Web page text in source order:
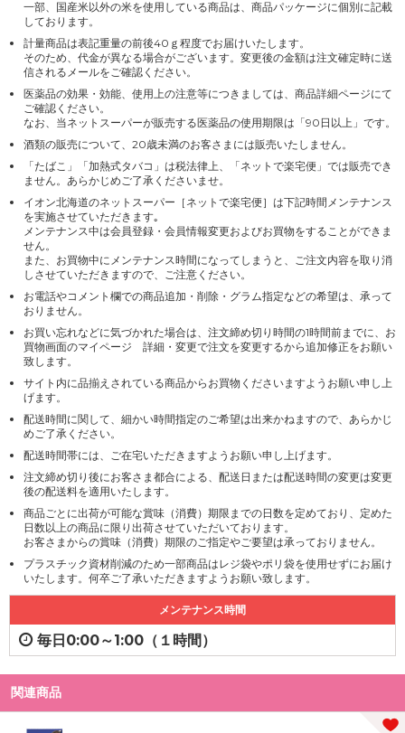
一部、国産米以外の米を使用している商品は、商品パッケージに個別に記載
しております。
計量商品は表記重量の前後40ｇ程度でお届けいたします。
そのため、代金が異なる場合がございます。変更後の金額は注文確定時に送
信されるメールをご確認ください。
医薬品の効果・効能、使用上の注意等につきましては、商品詳細ページにて
ご確認ください。
なお、当ネットスーパーが販売する医薬品の使用期限は「90日以上」です。
酒類の販売について、20歳未満のお客さまには販売いたしません。
「たばこ」「加熱式タバコ」は税法律上、「ネットで楽宅便」では販売でき
ません。あらかじめご了承くださいませ。
イオン北海道のネットスーパー［ネットで楽宅便］は下記時間メンテナンス
を実施させていただきます｡
メンテナンス中は会員登録・会員情報変更およびお買物をすることができま
せん。
また、お買物中にメンテナンス時間になってしまうと、ご注文内容を取り消
しさせていただきますので、ご注意ください。
お電話やコメント欄での商品追加・削除・グラム指定などの希望は、承って
おりません。
お買い忘れなどに気づかれた場合は、注文締め切り時間の1時間前までに、お
買物画面のマイページ 詳細・変更で注文を変更するから追加修正をお願い
致します。
サイト内に品揃えされている商品からお買物くださいますようお願い申し上
げます。
配送時間に関して、細かい時間指定のご希望は出来かねますので、あらかじ
めご了承ください。
配送時間帯には、ご在宅いただきますようお願い申し上げます。
注文締め切り後にお客さま都合による、配送日または配送時間の変更は変更
後の配送料を適用いたします。
商品ごとに出荷が可能な賞味（消費）期限までの日数を定めており、定めた
日数以上の商品に限り出荷させていただいております。
お客さまからの賞味（消費）期限のご指定やご要望は承っておりません。
プラスチック資材削減のため一部商品はレジ袋やポリ袋を使用せずにお届け
いたします。何卒ご了承いただきますようお願い致します。
メンテナンス時間
毎日0:00～1:00（１時間）
関連商品